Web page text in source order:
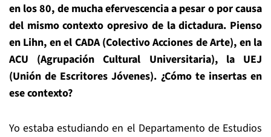
en los 80, de mucha efervescencia a pesar o por causa
del mismo contexto opresivo de la dictadura. Pienso
en Lihn, en el CADA (Colectivo Acciones de Arte), en la
ACU (Agrupación Cultural Universitaria), la UEJ
(Unión de Escritores Jóvenes). ¿Cómo te insertas en
ese contexto?
Yo estaba estudiando en el Departamento de Estudios